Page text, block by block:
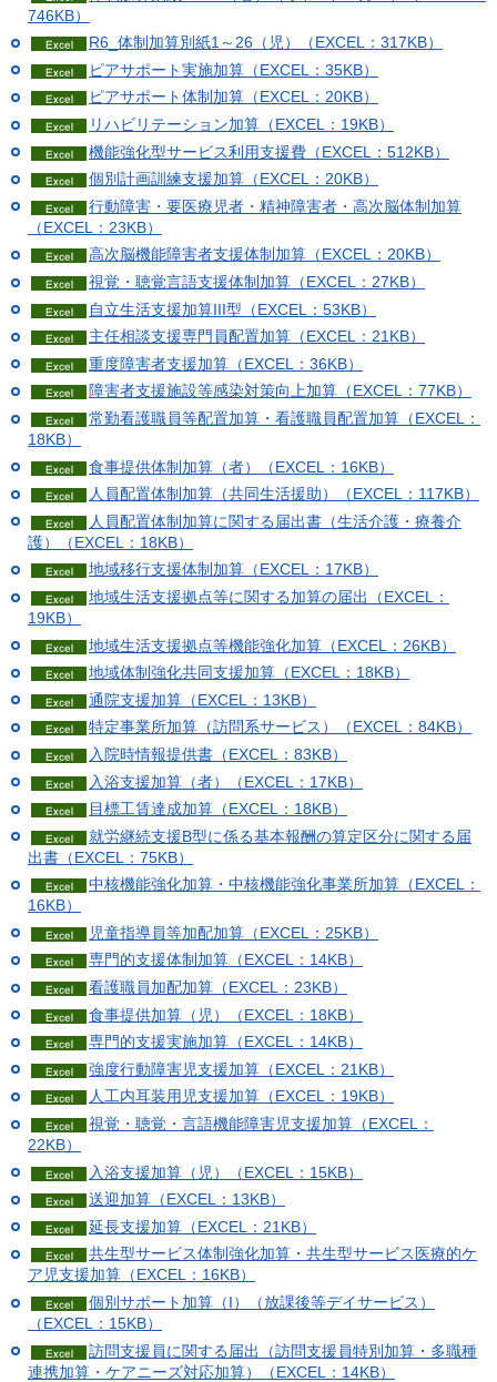
746KB）
R6_体制加算別紙1～26（児）（EXCEL：317KB）
ピアサポート実施加算（EXCEL：35KB）
ピアサポート体制加算（EXCEL：20KB）
リハビリテーション加算（EXCEL：19KB）
機能強化型サービス利用支援費（EXCEL：512KB）
個別計画訓練支援加算（EXCEL：20KB）
行動障害・要医療児者・精神障害者・高次脳体制加算
（EXCEL：23KB）
高次脳機能障害者支援体制加算（EXCEL：20KB）
視覚・聴覚言語支援体制加算（EXCEL：27KB）
自立生活支援加算III型（EXCEL：53KB）
主任相談支援専門員配置加算（EXCEL：21KB）
重度障害者支援加算（EXCEL：36KB）
障害者支援施設等感染対策向上加算（EXCEL：77KB）
常勤看護職員等配置加算・看護職員配置加算（EXCEL：
18KB）
食事提供体制加算（者）（EXCEL：16KB）
人員配置体制加算（共同生活援助）（EXCEL：117KB）
人員配置体制加算に関する届出書（生活介護・療養介
護）（EXCEL：18KB）
地域移行支援体制加算（EXCEL：17KB）
地域生活支援拠点等に関する加算の届出（EXCEL：
19KB）
地域生活支援拠点等機能強化加算（EXCEL：26KB）
地域体制強化共同支援加算（EXCEL：18KB）
通院支援加算（EXCEL：13KB）
特定事業所加算（訪問系サービス）（EXCEL：84KB）
入院時情報提供書（EXCEL：83KB）
入浴支援加算（者）（EXCEL：17KB）
目標工賃達成加算（EXCEL：18KB）
就労継続支援B型に係る基本報酬の算定区分に関する届
出書（EXCEL：75KB）
中核機能強化加算・中核機能強化事業所加算（EXCEL：
16KB）
児童指導員等加配加算（EXCEL：25KB）
専門的支援体制加算（EXCEL：14KB）
看護職員加配加算（EXCEL：23KB）
食事提供加算（児）（EXCEL：18KB）
専門的支援実施加算（EXCEL：14KB）
強度行動障害児支援加算（EXCEL：21KB）
人工内耳装用児支援加算（EXCEL：19KB）
視覚・聴覚・言語機能障害児支援加算（EXCEL：
22KB）
入浴支援加算（児）（EXCEL：15KB）
送迎加算（EXCEL：13KB）
延長支援加算（EXCEL：21KB）
共生型サービス体制強化加算・共生型サービス医療的ケ
ア児支援加算（EXCEL：16KB）
個別サポート加算（I）（放課後等デイサービス）
（EXCEL：15KB）
訪問支援員に関する届出（訪問支援員特別加算・多職種
連携加算・ケアニーズ対応加算）（EXCEL：14KB）